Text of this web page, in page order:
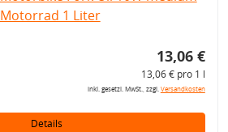
Motorrad 1 Liter
13,06 €
13,06 € pro 1 l
inkl. gesetzl. MwSt., zzgl.Versandkosten
Details